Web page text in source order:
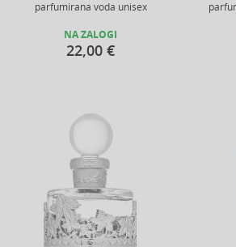
parfumirana voda unisex
NA ZALOGI
22,00 €